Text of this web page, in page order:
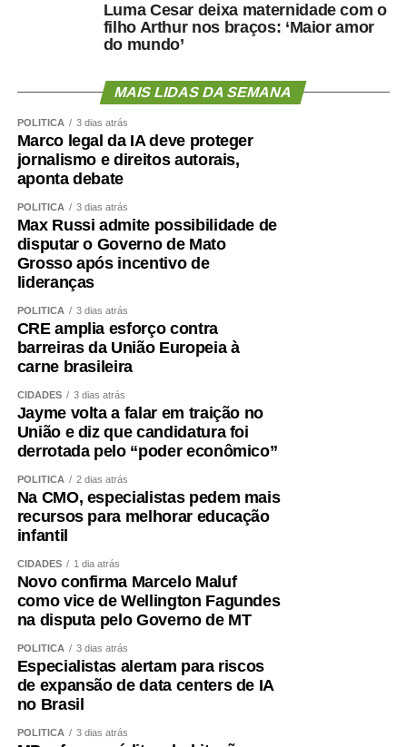
Luma Cesar deixa maternidade com o
filho Arthur nos braços: ‘Maior amor
do mundo’
MAIS LIDAS DA SEMANA
POLÍTICA 3 dias atrás
Marco legal da IA deve proteger
jornalismo e direitos autorais,
aponta debate
POLÍTICA 3 dias atrás
Max Russi admite possibilidade de
disputar o Governo de Mato
Grosso após incentivo de
lideranças
POLÍTICA 3 dias atrás
CRE amplia esforço contra
barreiras da União Europeia à
carne brasileira
CIDADES 3 dias atrás
Jayme volta a falar em traição no
União e diz que candidatura foi
derrotada pelo “poder econômico”
POLÍTICA 2 dias atrás
Na CMO, especialistas pedem mais
recursos para melhorar educação
infantil
CIDADES 1 dia atrás
Novo confirma Marcelo Maluf
como vice de Wellington Fagundes
na disputa pelo Governo de MT
POLÍTICA 3 dias atrás
Especialistas alertam para riscos
de expansão de data centers de IA
no Brasil
POLÍTICA 3 dias atrás